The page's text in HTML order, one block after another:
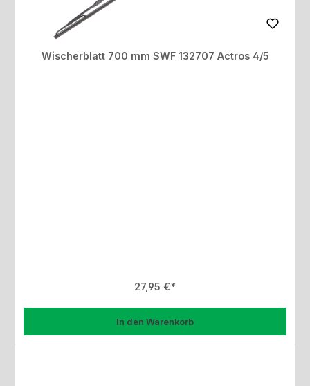
Wischerblatt 700 mm SWF 132707 Actros 4/5
Regulärer Preis:
27,95 €
In den Warenkorb